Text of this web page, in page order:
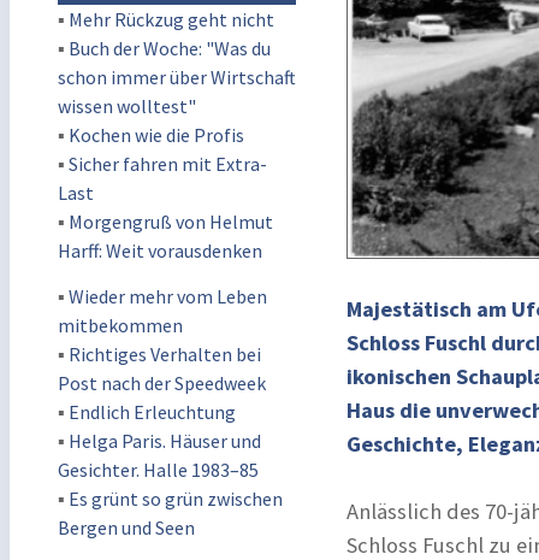
▪ Mehr Rückzug geht nicht
▪ Buch der Woche: "Was du
schon immer über Wirtschaft
wissen wolltest"
▪ Kochen wie die Profis
▪ Sicher fahren mit Extra-
Last
▪ Morgengruß von Helmut
Harff: Weit vorausdenken
▪ Wieder mehr vom Leben
mitbekommen
▪ Richtiges Verhalten bei
Post nach der Speedweek
▪ Endlich Erleuchtung
▪ Helga Paris. Häuser und
Gesichter. Halle 1983–85
▪ Es grünt so grün zwischen
Bergen und Seen
Majestätisch am
Schloss Fuschl
ikonischen
Haus die
Geschichte,
Anlässlich des 70-
Schloss Fuschl zu